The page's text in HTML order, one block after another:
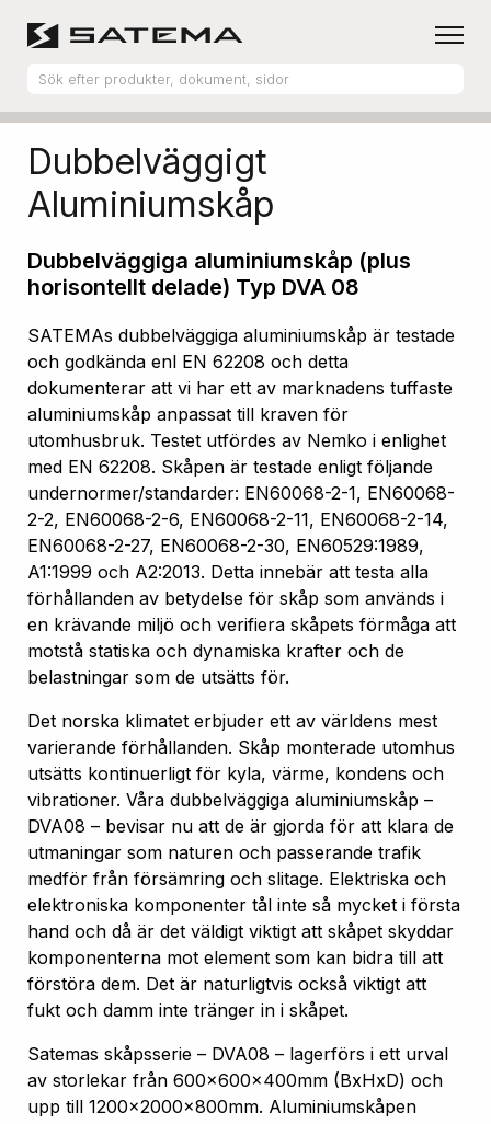
Produktsortiment Aluminiumskåp
Dubbelväggigt
Aluminiumskåp
Dubbelväggiga aluminiumskåp (plus
horisontellt delade) Typ DVA 08
SATEMAs dubbelväggiga aluminiumskåp är testade
och godkända enl EN 62208 och detta
dokumenterar att vi har ett av marknadens tuffaste
aluminiumskåp anpassat till kraven för
utomhusbruk. Testet utfördes av Nemko i enlighet
med EN 62208. Skåpen är testade enligt följande
undernormer/standarder: EN60068-2-1, EN60068-
2-2, EN60068-2-6, EN60068-2-11, EN60068-2-14,
EN60068-2-27, EN60068-2-30, EN60529:1989,
A1:1999 och A2:2013. Detta innebär att testa alla
förhållanden av betydelse för skåp som används i
en krävande miljö och verifiera skåpets förmåga att
motstå statiska och dynamiska krafter och de
belastningar som de utsätts för.
Det norska klimatet erbjuder ett av världens mest
varierande förhållanden. Skåp monterade utomhus
utsätts kontinuerligt för kyla, värme, kondens och
vibrationer. Våra dubbelväggiga aluminiumskåp –
DVA08 – bevisar nu att de är gjorda för att klara de
utmaningar som naturen och passerande trafik
medför från försämring och slitage. Elektriska och
elektroniska komponenter tål inte så mycket i första
hand och då är det väldigt viktigt att skåpet skyddar
komponenterna mot element som kan bidra till att
förstöra dem. Det är naturligtvis också viktigt att
fukt och damm inte tränger in i skåpet.
Satemas skåpsserie – DVA08 – lagerförs i ett urval
av storlekar från 600x600x400mm (BxHxD) och
upp till 1200x2000x800mm. Aluminiumskåpen